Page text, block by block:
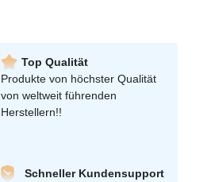
Top Qualität
Produkte von höchster Qualität
von weltweit führenden
Herstellern!!
Schneller Kundensupport